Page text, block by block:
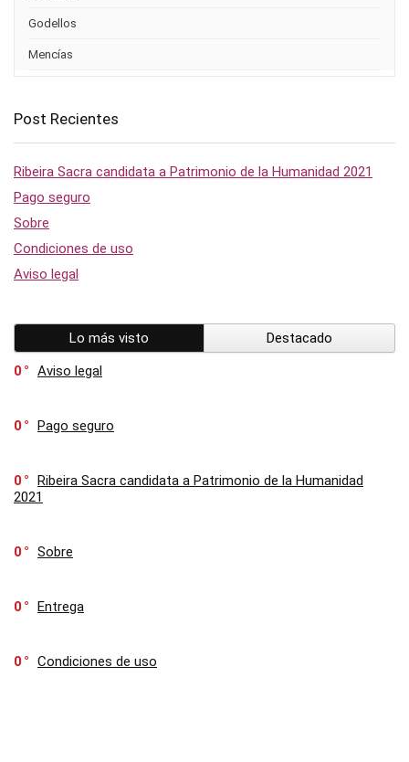
Godellos
Mencías
Post Recientes
Ribeira Sacra candidata a Patrimonio de la Humanidad 2021
Pago seguro
Sobre
Condiciones de uso
Aviso legal
Lo más visto
Destacado
0
Aviso legal
0 Pago seguro
0
Ribeira Sacra candidata a Patrimonio de la Humanidad
2021
0 Sobre
0 Entrega
0 Condiciones de uso